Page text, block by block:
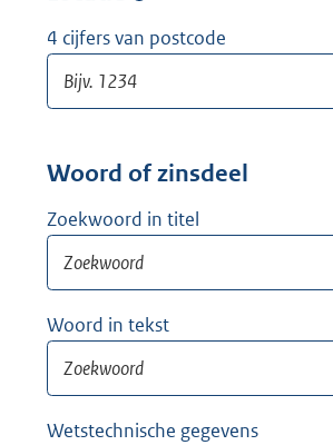
i
4 cijfers van postcode
Woord of zinsdeel
Zoekwoord in titel
Woord in tekst
Wetstechnische gegevens